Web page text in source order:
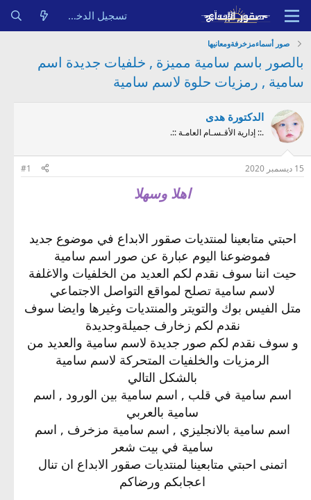
تسجيل الدخول
صور أسماءمزخرفةومعانيها
بالصور باسم سامية مميزة , خلفيات جديدة اسم
سامية , رمزيات حلوة لاسم سامية
الدكتورة هدى
.:: إدارية الأقـسـام العامـة ::.
15 ديسمبر 2020 #1
اهلا وسهلا
احبتي متابعينا لمنتديات صقور الابداع في موضوع جديد
فموضوعنا اليوم عبارة عن صور اسم سامية
حيت اننا سوف نقدم لكم العديد من الخلفيات والاغلفة
لاسم سامية تصلح لمواقع التواصل الاجتماعي
متل الفيس بوك والتويتر والمنتديات وغيرها وايضا سوف
نقدم لكم زخارف جميلةوجديدة
و سوف نقدم لكم صور جديدة لاسم سامية والعديد من
الرمزيات والخلفيات المتحركة لاسم سامية
بالشكل التالي
اسم سامية في قلب , اسم سامية بين الورود , اسم
سامية بالعربي
اسم سامية بالانجليزي , اسم سامية مزخرف , اسم
سامية في بيت شعر
اتمنى احبتي متابعينا لمنتديات صقور الابداع ان تنال
اعجابكم ورضاكم